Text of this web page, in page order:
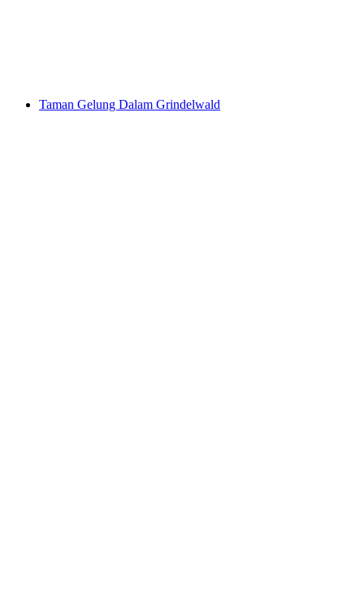
Taman Gelung Dalam Grindelwald